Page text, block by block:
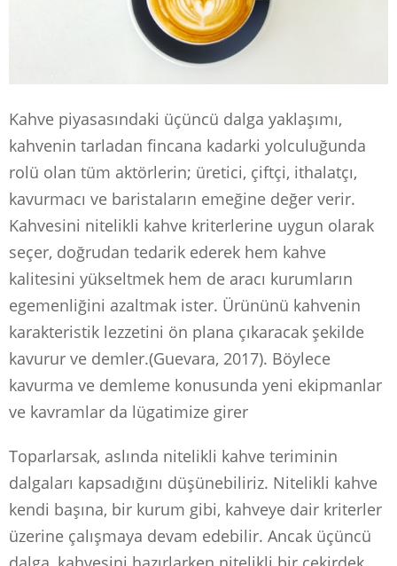
Kahve piyasasındaki üçüncü dalga yaklaşımı,
kahvenin tarladan fincana kadarki yolculuğunda
rolü olan tüm aktörlerin; üretici, çiftçi, ithalatçı,
kavurmacı ve baristaların emeğine değer verir.
Kahvesini nitelikli kahve kriterlerine uygun olarak
seçer, doğrudan tedarik ederek hem kahve
kalitesini yükseltmek hem de aracı kurumların
egemenliğini azaltmak ister. Ürününü kahvenin
karakteristik lezzetini ön plana çıkaracak şekilde
kavurur ve demler.(Guevara, 2017). Böylece
kavurma ve demleme konusunda yeni ekipmanlar
ve kavramlar da lügatimize girer
Toparlarsak, aslında nitelikli kahve teriminin
dalgaları kapsadığını düşünebiliriz. Nitelikli kahve
kendi başına, bir kurum gibi, kahveye dair kriterler
üzerine çalışmaya devam edebilir. Ancak üçüncü